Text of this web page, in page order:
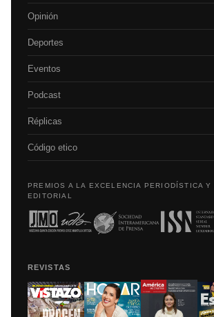
Opinión
Deportes
Eventos
Podcast
Réplicas
Código etico
PREMIOS A LA EXCELENCIA PERIODÍSTICA Y
EDITORIAL
REVISTAS